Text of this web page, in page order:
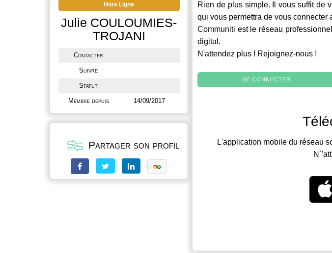
Hors Ligne
Julie COULOUMIES-
TROJANI
Contacter
Suivre
Statut
Membre depuis 14/09/2017
Partager son profil
Rien de plus simple. Il vous suffit de
qui vous permettra de vous
Communiti est le réseau
digital.
N'attendez plus ! Rejoignez-nous !
SE CONNECTER
L'application mobile du réseau